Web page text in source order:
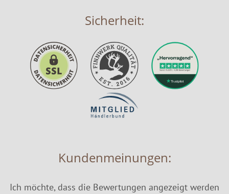
Sicherheit:
Kundenmeinungen:
Ich möchte, dass die Bewertungen angezeigt werden